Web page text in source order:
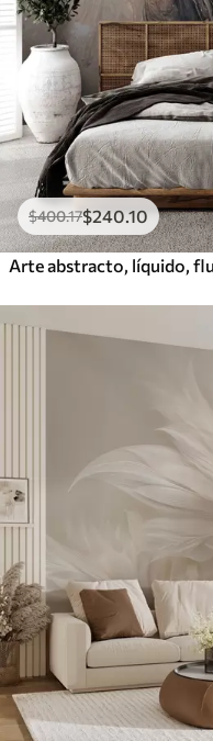
$400.17$240.10
Arte abstracto, líquido,